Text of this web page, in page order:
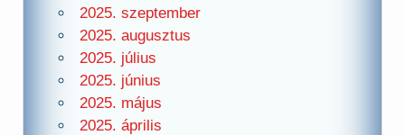
2025. szeptember
2025. augusztus
2025. július
2025. június
2025. május
2025. április